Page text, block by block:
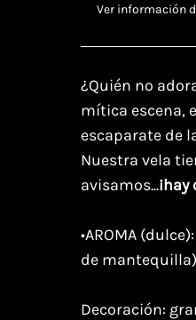
Ver información
¿Quién no
mítica escena,
escaparate de
Nuestra vela
avisamos...
•AROMA
de
Decoración: